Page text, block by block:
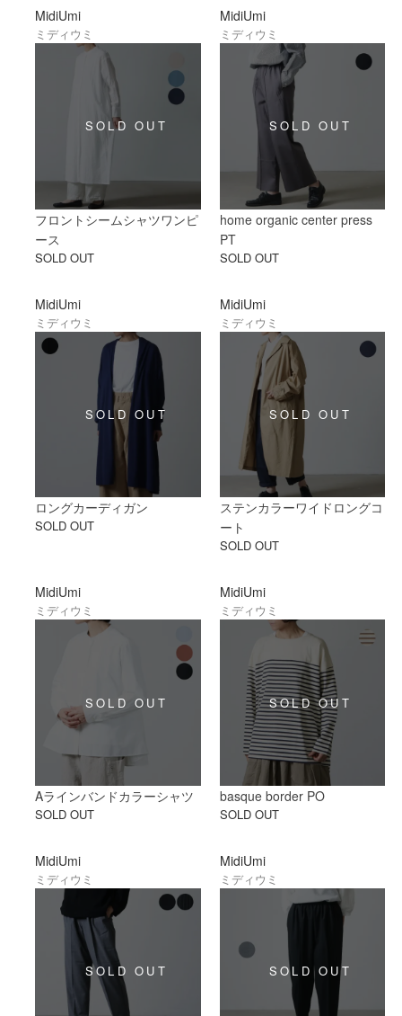
MidiUmi
ミディウミ
フロントシームシャツワンピ
ース
SOLD OUT
MidiUmi
ミディウミ
home organic center press
PT
SOLD OUT
MidiUmi
ミディウミ
ロングカーディガン
SOLD OUT
MidiUmi
ミディウミ
ステンカラーワイドロングコ
ート
SOLD OUT
MidiUmi
ミディウミ
Aラインバンドカラーシャツ
SOLD OUT
MidiUmi
ミディウミ
basque border PO
SOLD OUT
MidiUmi
ミディウミ
MidiUmi
ミディウミ